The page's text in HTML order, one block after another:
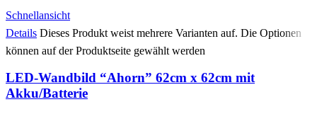
Schnellansicht
Details Dieses Produkt weist mehrere Varianten auf. Die Optionen
können auf der Produktseite gewählt werden
LED-Wandbild “Ahorn” 62cm x 62cm mit
Akku/Batterie